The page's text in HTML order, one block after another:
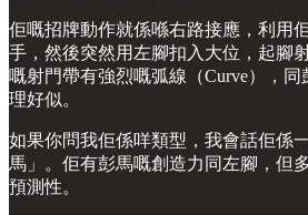
佢嘅招牌動作就係喺右路接應，利用
手，然後突然用左腳扣入大位，起腳
嘅射門帶有強烈嘅弧線（Curve），
理好似。
如果你問我佢係咩類型，我會話佢係
馬」。佢有彭馬嘅創造力同左腳，但
預測性。